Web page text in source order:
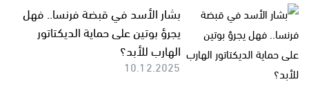
بشار الأسد في قبضة فرنسا.. فهل
يجرؤ بوتين على حماية الديكتاتور
الهارب للأبد؟
10.12.2025